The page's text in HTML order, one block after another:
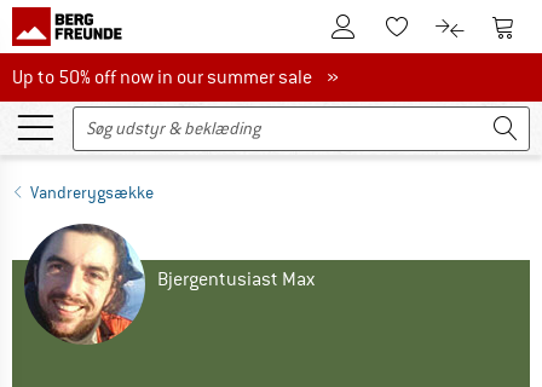
Til kundekontoenTil huskesedlen.
Til Til
Up to 50% off now in our summer sale
Up to 50% off now in our summer sale »
Vandrerygsække
Bjergentusiast Max